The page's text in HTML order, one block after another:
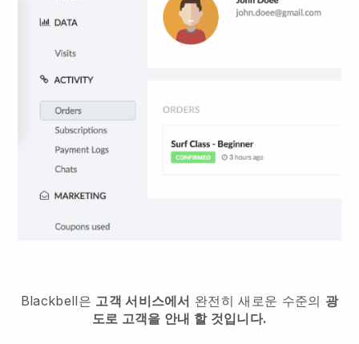
Blackbell은 고객 서비스에서 완전히 새로운 수준의 광
도로 고객을 안내 할 것입니다.